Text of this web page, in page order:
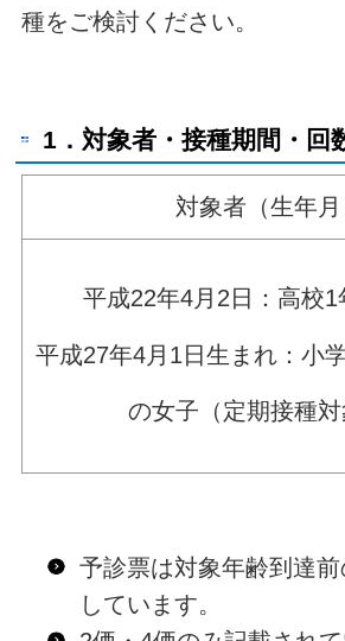
種をご検討ください。
1．対象者・接種期間・回
対象者（生年月
平成22年4月2日：高校1
平成27年4月1日生まれ：小
の女子（定期接種対
予診票は対象年齢到達
しています。